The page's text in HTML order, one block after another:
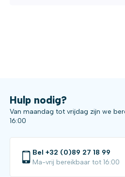
Hulp nodig?
Van maandag tot vrijdag zijn we
16:00
Bel +32 (0)89 27 18 99
Ma-vrij bereikbaar tot 16:00